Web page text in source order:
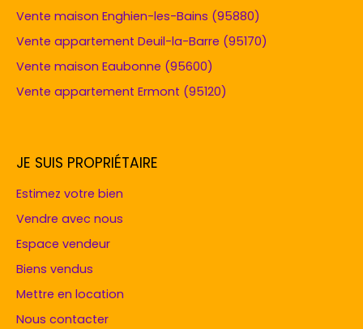
Vente maison Enghien-les-Bains (95880)
Vente appartement Deuil-la-Barre (95170)
Vente maison Eaubonne (95600)
Vente appartement Ermont (95120)
JE SUIS PROPRIÉTAIRE
Estimez votre bien
Vendre avec nous
Espace vendeur
Biens vendus
Mettre en location
Nous contacter